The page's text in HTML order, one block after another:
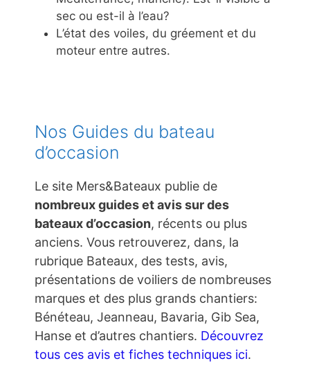
sec ou est-il à l’eau?
L’état des voiles, du gréement et du
moteur entre autres.
Nos Guides du bateau
d’occasion
Le site Mers&Bateaux publie de
nombreux guides et avis sur des
bateaux d’occasion, récents ou plus
anciens. Vous retrouverez, dans, la
rubrique Bateaux, des tests, avis,
présentations de voiliers de nombreuses
marques et des plus grands chantiers:
Bénéteau, Jeanneau, Bavaria, Gib Sea,
Hanse et d’autres chantiers. Découvrez
tous ces avis et fiches techniques ici.